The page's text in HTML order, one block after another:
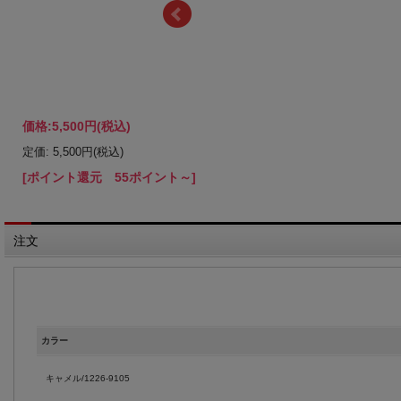
価格:5,500円(税込)
定価: 5,500円(税込)
[ポイント還元 55ポイント～]
注文
カラー
キャメル/1226-9105